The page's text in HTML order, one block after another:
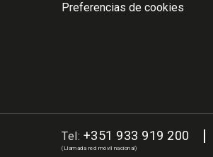
Preferencias de cookies
Tel: +351 933 919 200
(Llamada red móvil nacional)